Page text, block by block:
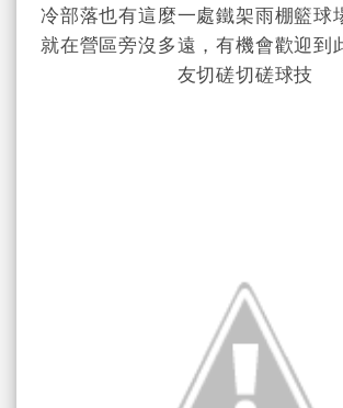
冷部落也有這麼一處鐵架雨棚籃球
就在營區旁沒多遠，有機會歡迎到
友切磋切磋球技